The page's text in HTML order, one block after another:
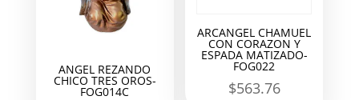
ANGEL REZANDO
CHICO TRES OROS-
FOG014C
ARCANGEL CHAMUEL
CON CORAZON Y
ESPADA MATIZADO-
FOG022
$563.76